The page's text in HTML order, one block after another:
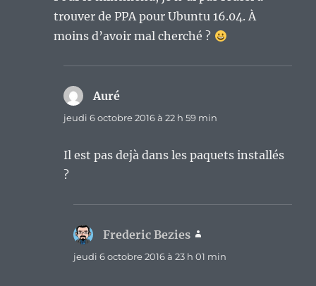
trouver de PPA pour Ubuntu 16.04. À
moins d’avoir mal cherché ?
Auré
jeudi 6 octobre 2016 à 22 h 59 min
Il est pas dejà dans les paquets installés
?
Frederic Bezies
jeudi 6 octobre 2016 à 23 h 01 min